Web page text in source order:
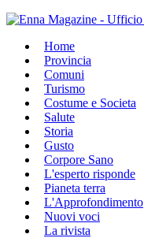
Home
Provincia
Comuni
Turismo
Costume e Societa
Salute
Storia
Gusto
Corpore Sano
L'esperto risponde
Pianeta terra
L'Approfondimento
Nuovi voci
La rivista